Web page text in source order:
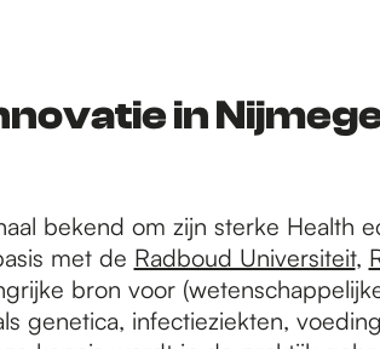
in
bekend om zijn sterke Health
met de Radboud Universiteit,
bron voor
genetica, infectieziekten,